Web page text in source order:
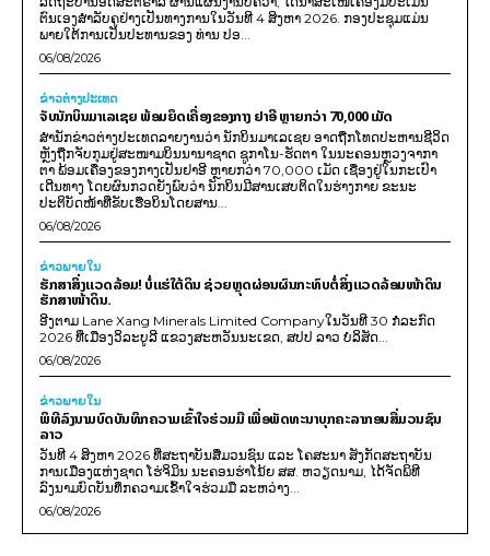
ຕົນເອງສຳລັບຄູຢ່າງເປັນທາງການໃນວັນທີ 4 ສິງຫາ 2026. ກອງປະຊຸມແມ່ນ
ພາຍໃຕ້ການເປັນປະທານຂອງ ທ່ານ ປອ...
06/08/2026
ຂ່າວຕ່າງປະເທດ
ຈັບນັກບິນມາເລເຊຍ ພ້ອມຍຶດເຄື່ອງຂອງກາງ ຢາອີ ຫຼາຍກວ່າ 70,000 ເມັດ
ສຳນັກຂ່າວຕ່າງປະເທດລາຍງານວ່າ ນັກບິນມາເລເຊຍ ອາດຖືກໂທດປະຫານຊີວິດ
ຫຼັງຖືກຈັບກຸມຢູ່ສະໜາມບິນນານາຊາດ ຊູກາໂນ-ຮັດຕາ ໃນນະຄອນຫຼວງຈາກາ
ຕາ ພ້ອມເຄື່ອງຂອງກາງເປັນຢາອີ ຫຼາຍກວ່າ 70,000 ເມັດ ເຊື່ອງຢູ່ໃນກະເປົາ
ເດີນທາງ ໂດຍຜົນກວດຍັງພົບວ່າ ນັກບິນມີສານເສບຕິດໃນຮ່າງກາຍ ຂະນະ
ປະຕິບັດໜ້າທີ່ຂັບເຮືອບິນໂດຍສານ...
06/08/2026
ຂ່າວພາຍ​ໃນ
ຮັກສາສິ່ງແວດລ້ອມ! ບໍ່ແຮ່ໃຕ້ດິນ ຊ່ວຍຫຼຸດຜ່ອນຜົນກະທົບຕໍ່ສິ່ງແວດລ້ອມໜ້າດິນ
ຮັກສາໜ້າດິນ.
ອີງຕາມ Lane Xang Minerals Limited Companyໃນວັນທີ 30 ກໍລະກົດ
2026 ທີ່ເມືອງວິລະບູລີ ແຂວງສະຫວັນນະເຂດ, ສປປ ລາວ ບໍລິສັດ...
06/08/2026
ຂ່າວພາຍ​ໃນ
ພິທີລົງນາມບົດບັນທຶກຄວາມເຂົ້າໃຈຮ່ວມມື ເພື່ອພັດທະນາບຸກຄະລາກອນສື່ມວນຊົນ
ລາວ
ວັນທີ 4 ສິງຫາ 2026 ທີ່ສະຖາບັນສື່ມວນຊົນ ແລະ ໂຄສະນາ ສັງກັດສະຖາບັນ
ການເມືອງແຫ່ງຊາດ ໂຮ່ຈິມິນ ນະຄອນຮ່າໂນ້ຍ ສສ. ຫວຽດນາມ, ໄດ້ຈັດພິທີ
ລົງນາມບົດບັນທຶກຄວາມເຂົ້າໃຈຮ່ວມມື ລະຫວ່າງ...
06/08/2026